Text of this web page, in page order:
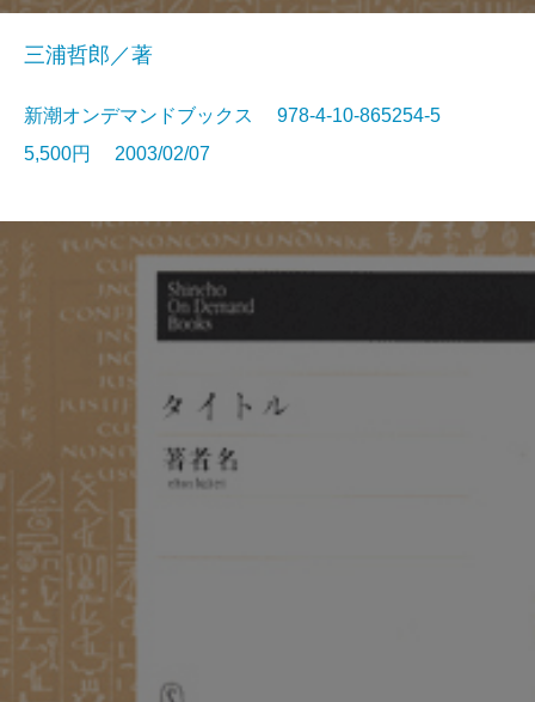
三浦哲郎／著
新潮オンデマンドブックス 978-4-10-865254-5
5,500円 2003/02/07